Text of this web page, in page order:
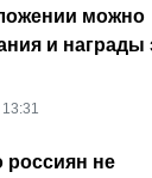
можно
и награды
13:31
россиян не